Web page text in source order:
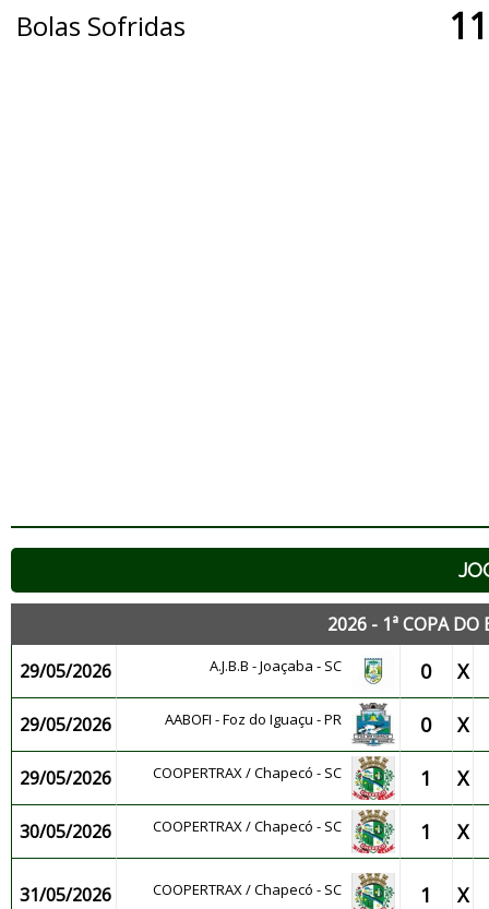
Bolas Sofridas
2026 - 1ª COPA DO
29/05/2026
A.J.B.B - Joaçaba - SC 0 X
29/05/2026 AABOFI - Foz do Iguaçu - PR 0 X
29/05/2026 COOPERTRAX / Chapecó - SC 1 X
30/05/2026 COOPERTRAX / Chapecó - SC 1 X
31/05/2026 COOPERTRAX / Chapecó - SC 1 X